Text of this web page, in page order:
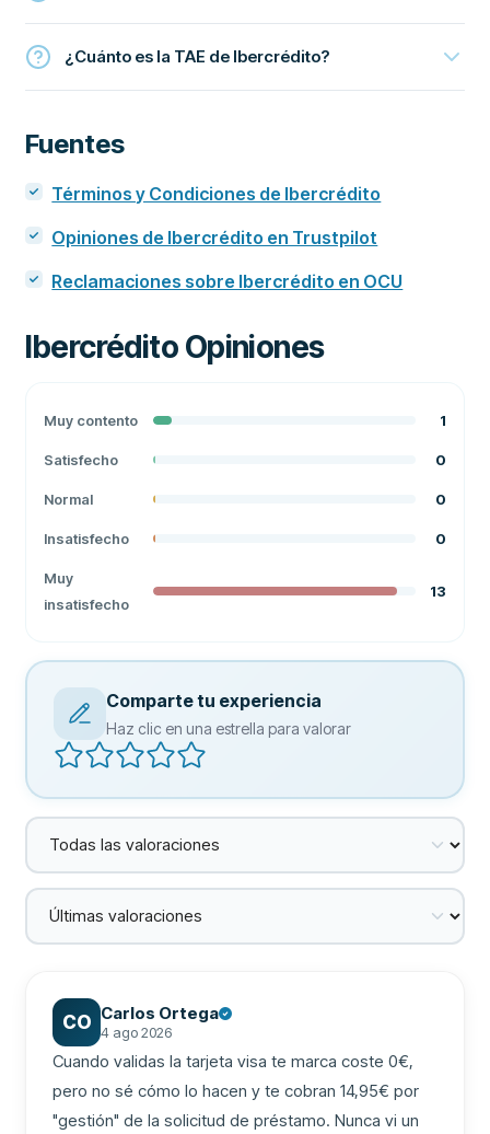
¿Cuánto es la TAE de Ibercrédito?
Fuentes
Términos y Condiciones de Ibercrédito
Opiniones de Ibercrédito en Trustpilot
Reclamaciones sobre Ibercrédito en OCU
Ibercrédito Opiniones
Muy contento 1
Satisfecho 0
Normal 0
Insatisfecho 0
Muy
insatisfecho
13
Comparte tu experiencia
Haz clic en una estrella para valorar
CO Carlos Ortega
4 ago 2026
Cuando validas la tarjeta visa te marca coste 0€,
pero no sé cómo lo hacen y te cobran 14,95€ por
"gestión" de la solicitud de préstamo. Nunca vi un